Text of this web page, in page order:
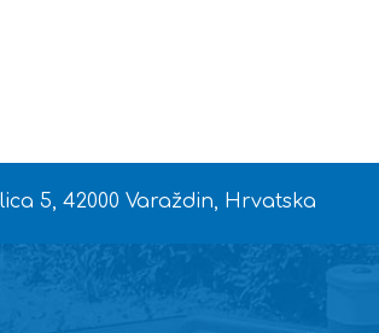
5, 42000 Varaždin, Hrvatska